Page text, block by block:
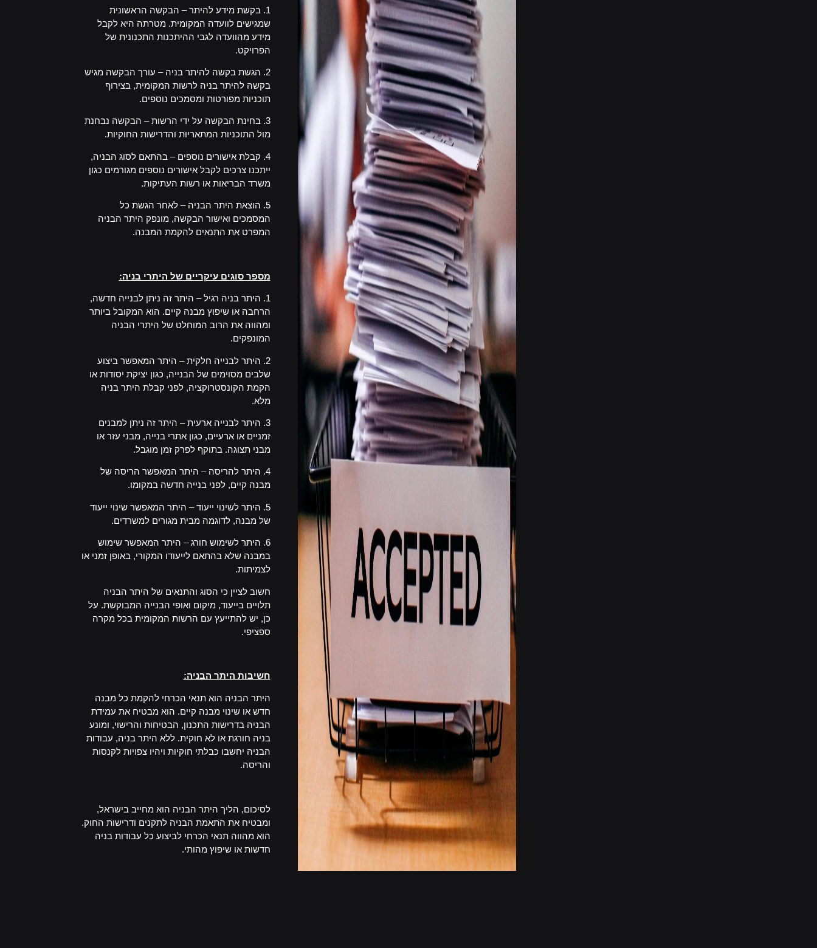
1. בקשת מידע להיתר – הבקשה הראשונית
שמגישים לוועדה המקומית. מטרתה היא לקבל
מידע מהוועדה לגבי ההיתכנות התכנונית של
הפרויקט.
2. הגשת בקשה להיתר בניה – עורך הבקשה מגיש
בקשה להיתר בניה לרשות המקומית, בצירוף
תוכניות מפורטות ומסמכים נוספים.
3. בחינת הבקשה על ידי הרשות – הבקשה נבחנת
מול התוכניות המתאריות והדרישות החוקיות.
4. קבלת אישורים נוספים – בהתאם לסוג הבניה,
ייתכנו צרכים לקבל אישורים נוספים מגורמים כגון
משרד הבריאות או רשות העתיקות.
5. הוצאת היתר הבניה – לאחר הגשת כל
המסמכים ואישור הבקשה, מונפק היתר הבניה
המפרט את התנאים להקמת המבנה.
מספר סוגים עיקריים של היתרי בניה:
1. היתר בניה רגיל – היתר זה ניתן לבנייה חדשה,
הרחבה או שיפוץ מבנה קיים. הוא המקובל ביותר
ומהווה את הרוב המוחלט של היתרי הבניה
המונפקים.
2. היתר לבנייה חלקית – היתר המאפשר ביצוע
שלבים מסוימים של הבנייה, כגון יציקת יסודות או
הקמת הקונסטרוקציה, לפני קבלת היתר בניה
מלא.
3. היתר לבנייה ארעית – היתר זה ניתן למבנים
זמניים או ארעיים, כגון אתרי בנייה, מבני עזר או
מבני תצוגה. בתוקף לפרק זמן מוגבל.
4. היתר להריסה – היתר המאפשר הריסה של
מבנה קיים, לפני בנייה חדשה במקומו.
5. היתר לשינוי ייעוד – היתר המאפשר שינוי ייעוד
של מבנה, לדוגמה מבית מגורים למשרדים.
6. היתר לשימוש חורג – היתר המאפשר שימוש
במבנה שלא בהתאם לייעודו המקורי, באופן זמני או
לצמיתות.
חשוב לציין כי הסוג והתנאים של היתר הבניה
תלויים בייעוד, מיקום ואופי הבנייה המבוקשת. על
כן, יש להתייעץ עם הרשות המקומית בכל מקרה
ספציפי.
חשיבות היתר הבניה:
היתר הבניה הוא תנאי הכרחי להקמת כל מבנה
חדש או שינוי מבנה קיים. הוא מבטיח את עמידת
הבניה בדרישות התכנון, הבטיחות והרישוי, ומונע
בניה חורגת או לא חוקית. ללא היתר בניה, עבודות
הבניה יחשבו כבלתי חוקיות ויהיו צפויות לקנסות
והריסה.
לסיכום, הליך היתר הבניה הוא מחייב בישראל,
ומבטיח את התאמת הבניה לתקנים ודרישות החוק.
הוא מהווה תנאי הכרחי לביצוע כל עבודות בניה
חדשות או שיפוץ מהותי.